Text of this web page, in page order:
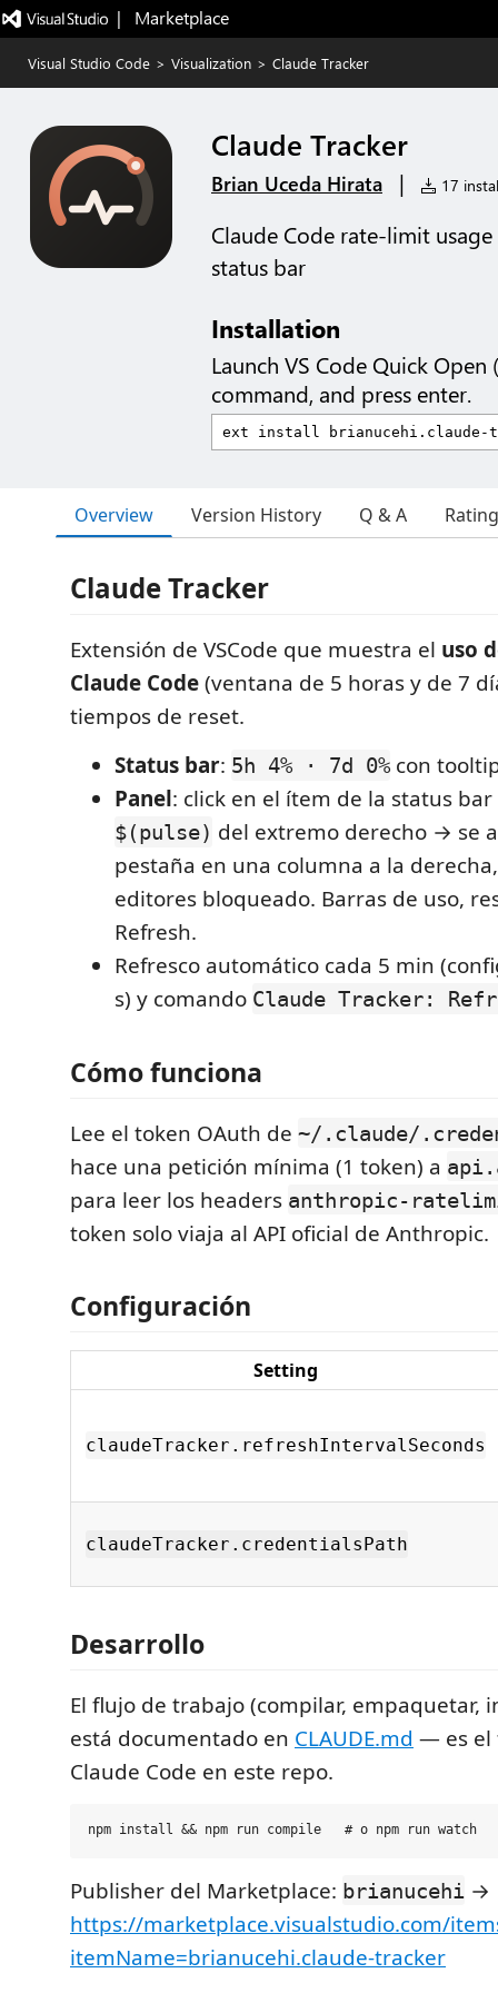
|   Marketplace
Visual Studio Code > Visualization > Claude Tracker
Claude Tracker
Brian Uceda Hirata | 17
Claude Code rate-limit
status bar
Installation
Launch VS Code Quick Open (
command, and press enter.
Overview Version History Q & A
Claude Tracker
Extensión de VSCode que muestra el uso
Claude Code(ventana de 5 horas y de 7
tiempos de reset.
Status bar: 5h 4% · 7d 0% con
Panel: click en el ítem de la status
$(pulse) del extremo derecho → se
pestaña en una columna a la
editores bloqueado. Barras de uso,
Refresh.
Refresco automático cada 5 min
s) y comando Claude Tracker:
Cómo funciona
Lee el token OAuth de ~/.claude/
hace una petición mínima (1 token) a
para leer los headers anthropic-
token solo viaja al API oficial de Anthropic.
Configuración
Setting
claudeTracker.refreshIntervalSeconds
claudeTracker.credentialsPath
Desarrollo
El flujo de trabajo (compilar, empaquetar,
está documentado en CLAUDE.md — es el
Claude Code en este repo.
Publisher del Marketplace: brianucehi →
https://marketplace.visualstudio.com/
itemName=brianucehi.claude-tracker